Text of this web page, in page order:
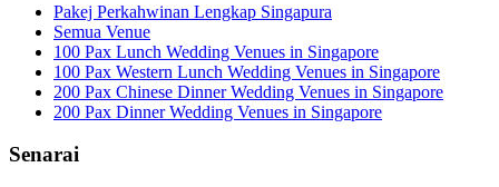
Pakej Perkahwinan Lengkap Singapura
Semua Venue
100 Pax Lunch Wedding Venues in Singapore
100 Pax Western Lunch Wedding Venues in Singapore
200 Pax Chinese Dinner Wedding Venues in Singapore
200 Pax Dinner Wedding Venues in Singapore
Senarai